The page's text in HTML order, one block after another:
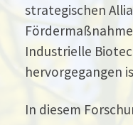
strategischen
Industrielle
hervorgegangen
In diesem